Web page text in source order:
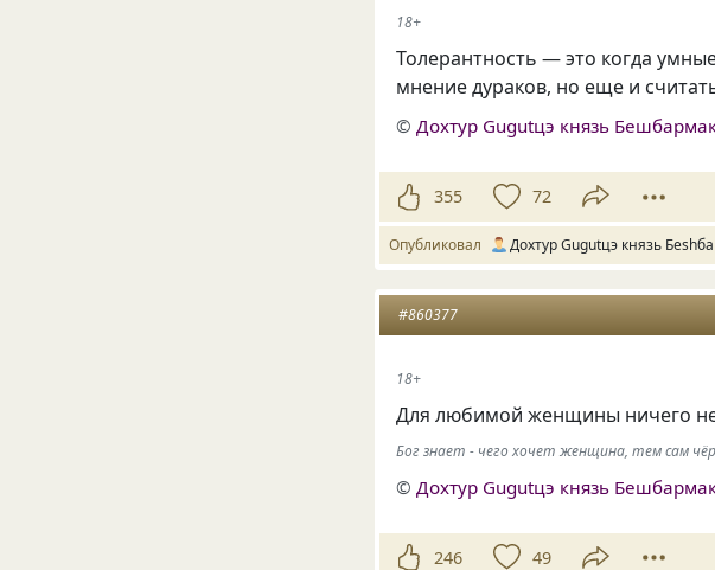
18+
Толерантность — это когда
мнение дураков, но еще и
©Дохтур Gugutцэ князь
355 72
Опубликовал Дохтур Gugutцэ князь
#860377
18+
Для любимой женщины ничего
Бог знает - чего хочет женщина, тем сам
© Дохтур Gugutцэ князь
246 49